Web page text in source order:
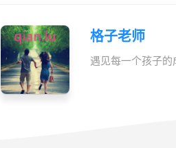
格子老师
遇见每一个孩子的